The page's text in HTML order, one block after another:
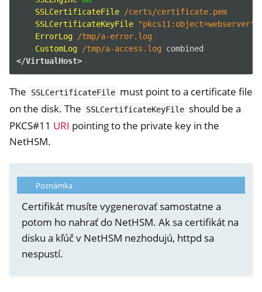
navigation of NitroWall
navigation of NitroWall NW750
navigation of Softvér
SSLCertificateFile
/certs/certificate.pem
SSLCertificateKeyFile
"pkcs11:object=webserver"
ErrorLog
/tmp/a-error.log
CustomLog
/tmp/a-access.log
</VirtualHost>
The SSLCertificateFile must point to a certificate file
on the disk. The
SSLCertificateKeyFile should be a
PKCS#11 URI pointing to the private key in the
NetHSM.
Poznámka
Certifikát musíte vygenerovať samostatne a
potom ho nahrať do NetHSM. Ak sa certifikát na
disku a kľúč v NetHSM nezhodujú, httpd sa
nespustí.